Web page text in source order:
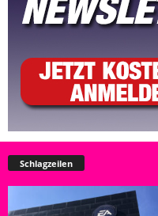
Schlagzeilen